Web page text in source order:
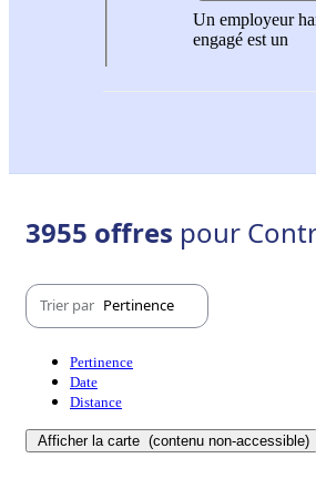
Un employeur
engagé est un
3955 offres pour
Trier par Pertinence
Pertinence
Date
Distance
Afficher la carte (contenu non-accessible)